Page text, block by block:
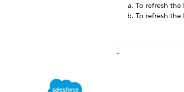
To refresh the
To refresh
LÖSTE DENNA